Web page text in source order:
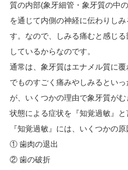
質の内部(象牙細管・象牙質の中
を通じて内側の神経に伝わりし
す。なので、しみる痛むと感じ
しているからなのです。
通常は、象牙質はエナメル質に覆
でものすごく痛みやしみるとい
が、いくつかの理由で象牙質が
状態による症状を『知覚過敏』と
『知覚過敏』には、いくつかの原
① 歯肉の退出
② 歯の破折